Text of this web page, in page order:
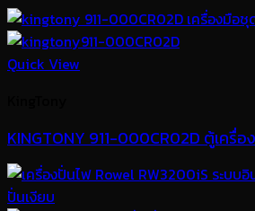
Quick View
KINGTONY 911-000CR02D ตู้เครื่